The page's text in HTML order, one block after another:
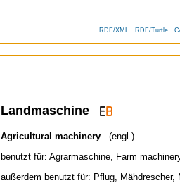
RDF/XML RDF/Turtle
Landmaschine
Agricultural machinery
(engl.)
benutzt für: Agrarmaschine, Farm
außerdem benutzt für: Pflug, Mähdrescher,